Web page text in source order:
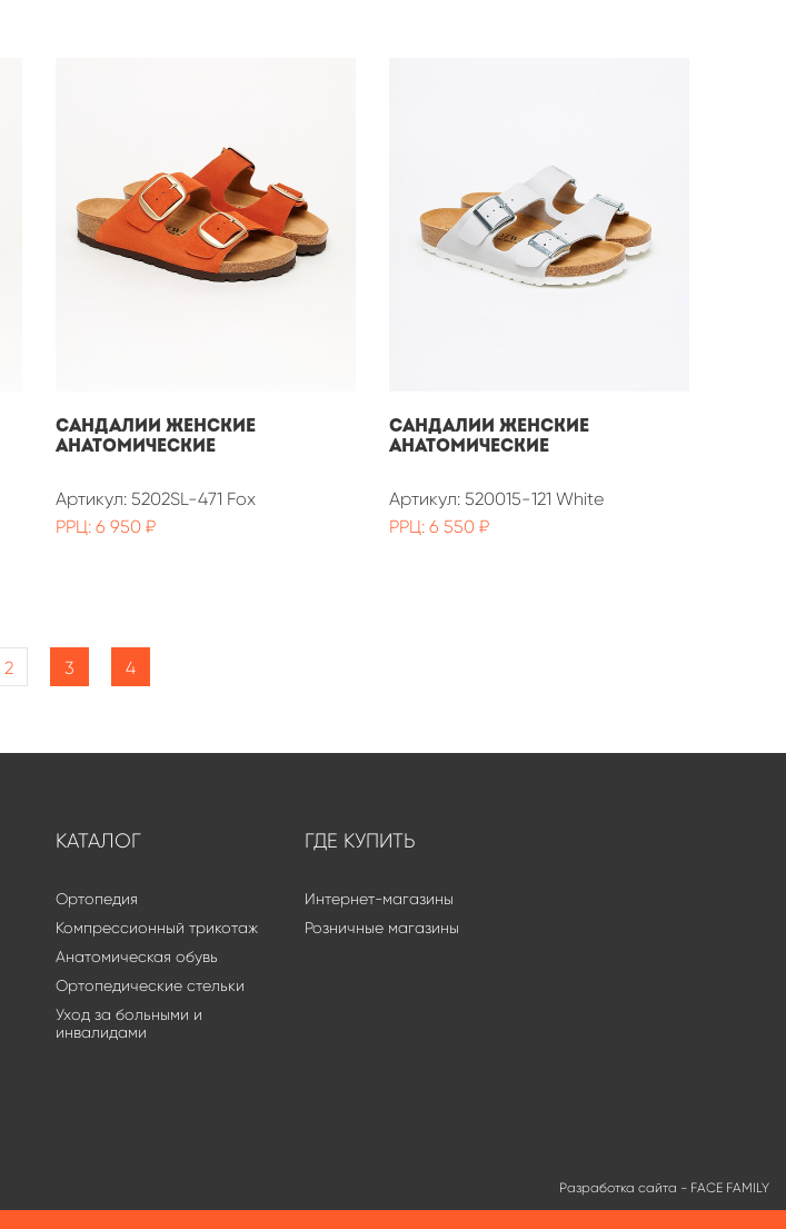
Сандалии женские
анатомические
Артикул: 5202SL-471 Fox
РРЦ: 6 950 ₽
Сандалии женские
анатомические
Артикул: 520015-121 White
РРЦ: 6 550 ₽
2 3 4
КАТАЛОГ
Ортопедия
Компрессионный трикотаж
Анатомическая обувь
Ортопедические стельки
Уход за больными и
инвалидами
ГДЕ КУПИТЬ
Интернет-магазины
Розничные магазины
Разработка сайта - FACE FAMILY